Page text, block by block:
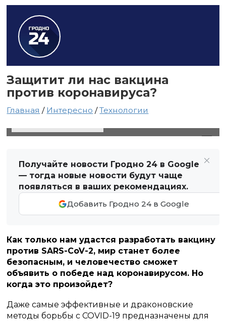
Защитит ли нас вакцина
против коронавируса?
Главная / Интересно /Технологии
Получайте новости Гродно 24 в Google
— тогда новые новости будут чаще
появляться в ваших рекомендациях.
Добавить Гродно 24 в Google
Как только нам удастся разработать вакцину
против SARS-CoV-2, мир станет более
безопасным, и человечество сможет
объявить о победе над коронавирусом. Но
когда это произойдет?
Даже самые эффективные и драконовские
методы борьбы с COVID-19 предназначены для